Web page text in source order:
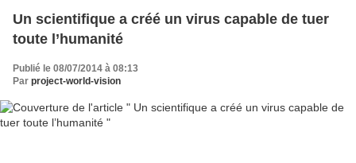
Un scientifique a créé un virus capable de tuer
toute l’humanité
Publié le 08/07/2014 à 08:13
Par project-world-vision